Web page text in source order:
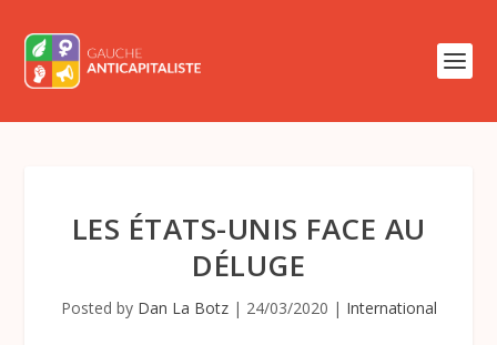
LES ÉTATS-UNIS FACE AU
DÉLUGE
Posted by Dan La Botz| 24/03/2020 | International